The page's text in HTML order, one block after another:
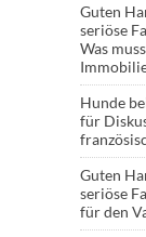
Guten
seriöse
Was
Hunde
für
Guten
seriöse
für den